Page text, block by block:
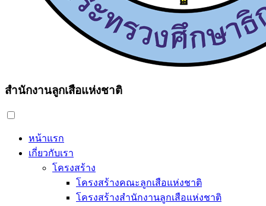
สำนักงานลูกเสือแห่งชาติ
หน้าแรก
เกี่ยวกับเรา
โครงสร้าง
โครงสร้างคณะลูกเสือแห่งชาติ
โครงสร้างสำนักงานลูกเสือแห่งชาติ